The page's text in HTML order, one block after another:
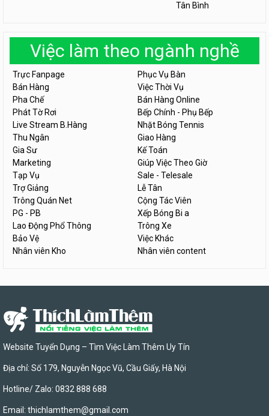
Tân Bình
Việc làm theo ngành nghề
Trực Fanpage
Phục Vụ Bàn
Bán Hàng
Việc Thời Vụ
Pha Chế
Bán Hàng Online
Phát Tờ Rơi
Bếp Chính - Phụ Bếp
Live Stream B.Hàng
Nhặt Bóng Tennis
Thu Ngân
Giao Hàng
Gia Sư
Kế Toán
Marketing
Giúp Việc Theo Giờ
Tạp Vụ
Sale - Telesale
Trợ Giảng
Lễ Tân
Trông Quán Net
Cộng Tác Viên
PG - PB
Xếp Bóng Bi a
Lao Động Phổ Thông
Trông Xe
Bảo Vệ
Việc Khác
Nhân viên Kho
Nhân viên content
Website Tuyển Dụng – Tìm Việc Làm Thêm Uy Tín
Địa chỉ: Số 179, Nguyễn Ngọc Vũ, Cầu Giấy, Hà Nội
Hotline/ Zalo: 0832 888 688
Email: thichlamthem@gmail.com